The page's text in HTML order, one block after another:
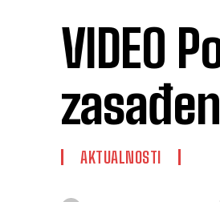
VIDEO
AKTUALNOSTI